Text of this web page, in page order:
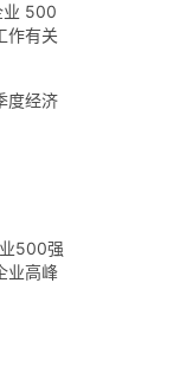
业 500
作有关
度经济
500强
业高峰